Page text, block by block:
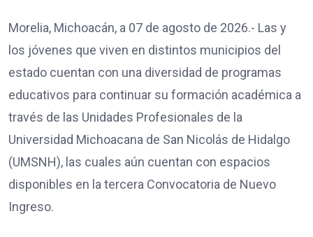
Morelia, Michoacán, a 07 de agosto de 2026.- Las y
los jóvenes que viven en distintos municipios del
estado cuentan con una diversidad de programas
educativos para continuar su formación académica a
través de las Unidades Profesionales de la
Universidad Michoacana de San Nicolás de Hidalgo
(UMSNH), las cuales aún cuentan con espacios
disponibles en la tercera Convocatoria de Nuevo
Ingreso.